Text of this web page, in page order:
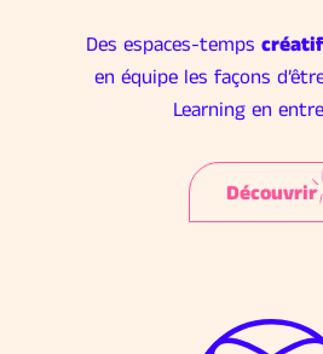
Des espaces-temps
en équipe les façons
Learning en
Découvrir